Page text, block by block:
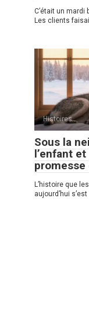
C’était un mardi
Les clients
Histoires
Sous la
l’enfant
promesse
L’histoire que
aujourd’hui